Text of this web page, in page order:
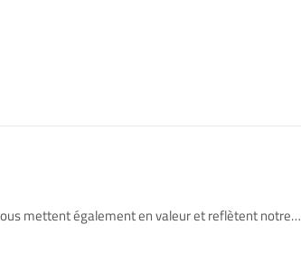
mettent également en valeur et reflètent notre…